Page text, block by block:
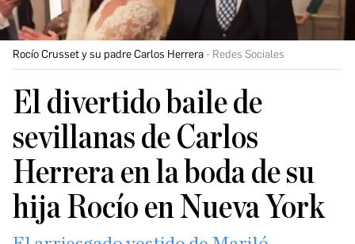
Rocío Crusset y su padre Carlos Herrera Redes Sociales
El divertido baile de
sevillanas de Carlos
Herrera en la boda de su
hija Rocío en Nueva York